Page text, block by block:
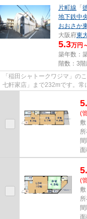
片町線 「
地下鉄中
おおさか
大阪府東
5.3万円
築年数：
階数：3階
「稲田シャトークワジマ」の
七軒家店」まで232mです。常
のマンション。この物件は駅
(
面
(
面